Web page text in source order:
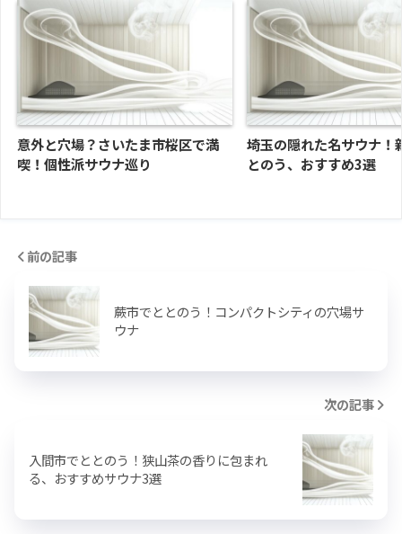
意外と穴場？さいたま市桜区で満
喫！個性派サウナ巡り
埼玉の隠れた名サウナ！
とのう、おすすめ3選
前の記事
蕨市でととのう！コンパクトシティの穴場サ
ウナ
次の記事
入間市でととのう！狭山茶の香りに包まれ
る、おすすめサウナ3選